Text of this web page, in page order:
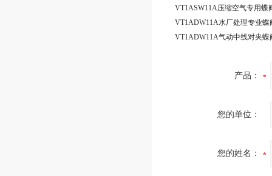
产品：
您的单位：
您的姓名：